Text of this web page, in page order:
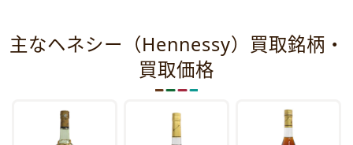
主なヘネシー（Hennessy）買取銘柄・
買取価格